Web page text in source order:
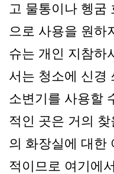
고 물통이나 헹굼
으로 사용을 원하
슈는 개인 지참하
서는 청소에 신경
소변기를 사용할
적인 곳은 거의
의 화장실에 대한
적이므로 여기에